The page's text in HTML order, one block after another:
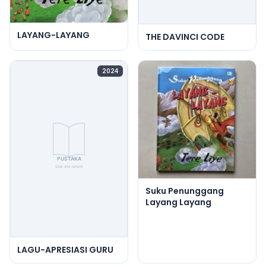
LAYANG-LAYANG THE DAVINCI CODE
2024
LAGU-APRESIASI GURU
Suku Penunggang
Layang Layang